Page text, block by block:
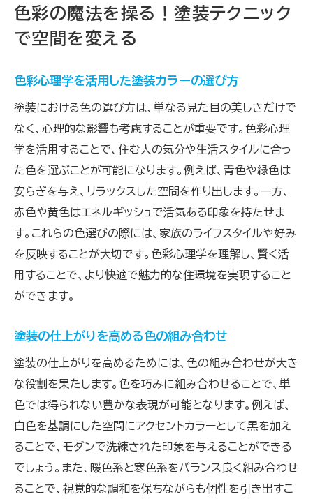
色彩の魔法を操る！塗装テクニック
で空間を変える
色彩心理学を活用した塗装カラーの選び方
塗装における色の選び方は、単なる見た目の美しさだけで
なく、心理的な影響も考慮することが重要です。色彩心理
学を活用することで、住む人の気分や生活スタイルに合っ
た色を選ぶことが可能になります。例えば、青色や緑色は
安らぎを与え、リラックスした空間を作り出します。一方、
赤色や黄色はエネルギッシュで活気ある印象を持たせま
す。これらの色選びの際には、家族のライフスタイルや好み
を反映することが大切です。色彩心理学を理解し、賢く活
用することで、より快適で魅力的な住環境を実現すること
ができます。
塗装の仕上がりを高める色の組み合わせ
塗装の仕上がりを高めるためには、色の組み合わせが大き
な役割を果たします。色を巧みに組み合わせることで、単
色では得られない豊かな表現が可能となります。例えば、
白色を基調にした空間にアクセントカラーとして黒を加え
ることで、モダンで洗練された印象を与えることができる
でしょう。また、暖色系と寒色系をバランス良く組み合わせ
ることで、視覚的な調和を保ちながらも個性を引き出すこ